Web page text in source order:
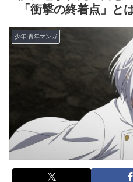
「衝撃の終着点」と
少年·青年マンガ